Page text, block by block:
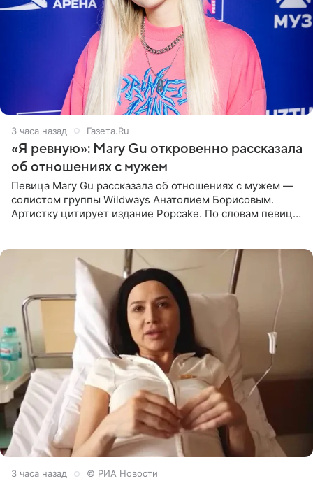
3 часа назад Газета.Ru
«Я ревную»: Mary Gu откровенно рассказала
об отношениях с мужем
Певица Mary Gu рассказала об отношениях с мужем —
солистом группы Wildways Анатолием Борисовым.
Артистку цитирует издание Popcake. По словам певицы,
3 часа назад © РИА Новости